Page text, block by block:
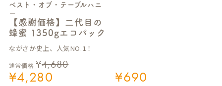
ベスト・オブ・テーブルハニ
ー
【感謝価格】二代目の
蜂蜜 1350gエコパック
ながさか史上、人気NO.1！
通常価格 ¥4,680
¥4,280 ¥690